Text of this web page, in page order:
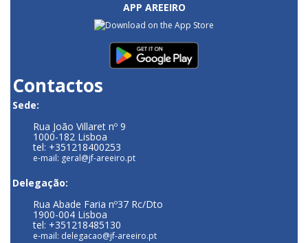
APP AREEIRO
Contactos
Sede:
Rua João Villaret nº 9
1000-182 Lisboa
tel: +351218400253
e-mail: geral@jf-areeiro.pt
Delegação:
Rua Abade Faria nº37 Rc/Dto
1900-004 Lisboa
tel: +351218485130
e-mail: delegacao@jf-areeiro.pt